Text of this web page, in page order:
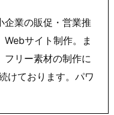
企業の販促・営業推
サイト制作。ま
フリー素材の制作に
けております。パワ